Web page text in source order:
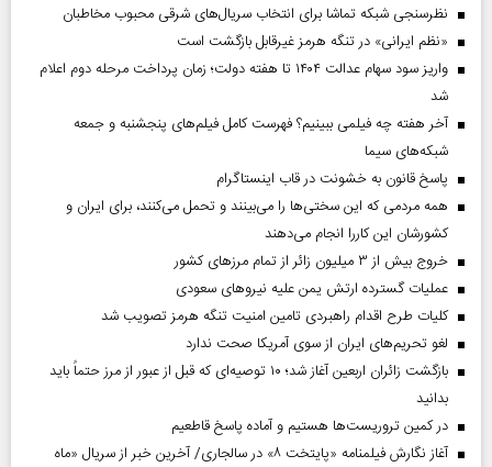
نظرسنجی شبکه تماشا برای انتخاب سریال‌های شرقی محبوب مخاطبان
«نظم ایرانی» در تنگه هرمز غیرقابل بازگشت است
واریز سود سهام عدالت ۱۴۰۴ تا هفته دولت؛ زمان پرداخت مرحله دوم اعلام
شد
آخر هفته چه فیلمی ببینیم؟ فهرست کامل فیلم‌های پنجشنبه و جمعه
شبکه‌های سیما
پاسخ قانون به خشونت در قاب اینستاگرام
همه مردمی که این سختی‌ها را می‌بینند و تحمل می‌کنند، برای ایران و
کشورشان این کاررا انجام می‌دهند
خروج بیش از ۳ میلیون زائر از تمام مرز‌های کشور
عملیات گسترده ارتش یمن علیه نیروهای سعودی
کلیات طرح اقدام راهبردی تامین امنیت تنگه هرمز تصویب شد
لغو تحریم‌های ایران از سوی آمریکا صحت ندارد
بازگشت زائران اربعین آغاز شد؛ ۱۰ توصیه‌ای که قبل از عبور از مرز حتماً باید
بدانید
در کمین تروریست‌ها هستیم و آماده پاسخ قاطعیم
آغاز نگارش فیلمنامه «پایتخت ۸» در سالجاری/ آخرین خبر از سریال «ماه